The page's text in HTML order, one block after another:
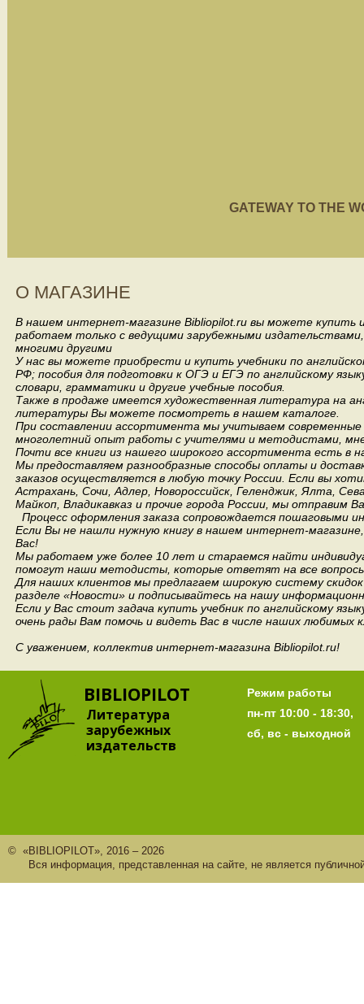
GATEWAY TO THE
О МАГАЗИНЕ
В нашем интернет-магазине Bibliopilot.ru вы можете купить
работаем только с ведущими зарубежными издательствами,
многими другими
У нас вы можете приобрести и купить учебники по
РФ; пособия для подготовки к ОГЭ и ЕГЭ по английскому
словари, грамматики и другие учебные пособия.
Также в продаже имеется художественная литература на
литературы Вы можете посмотреть в нашем каталоге.
При составлении ассортимента мы учитываем
многолетний опыт работы с учителями и методистами,
Почти все книги из нашего широкого ассортимента есть в
Мы предоставляем разнообразные способы оплаты и
заказов осуществляется в любую точку России. Если вы
Астрахань, Сочи, Адлер, Новороссийск, Геленджик, Ялта,
Майкоп, Владикавказ и прочие города России, мы отправим
Процесс оформления заказа сопровождается пошаговыми
Если Вы не нашли нужную книгу в нашем интернет-
Вас!
Мы работаем уже более 10 лет и стараемся найти
помогут наши методисты, которые ответят на все
Для наших клиентов мы предлагаем широкую систему
разделе «Новости» и подписывайтесь на нашу
Если у Вас стоит задача купить учебник по английскому
очень рады Вам помочь и видеть Вас в числе наших любимых
С уважением, коллектив интернет-магазина Bibliopilot.ru!
BIBLIOPILOT
Литература
зарубежных
издательств
Режим работы
пн-пт 10:00 - 18:30,
сб, вс - выходной
© «BIBLIOPILOT», 2016 – 2026
Вся информация, представленная на сайте, не является